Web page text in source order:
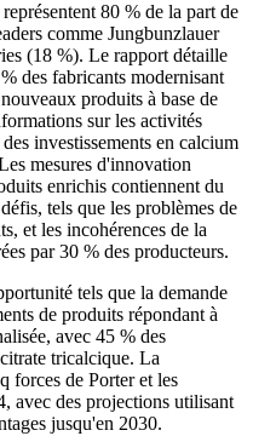
80 % de la part de
comme Jungbunzlauer
(18 %). Le rapport détaille
des fabricants modernisant
produits à base de
sur les activités
investissements en calcium
mesures d'innovation
enrichis contiennent du
tels que les problèmes de
et les incohérences de la
par 30 % des producteurs.
tels que la demande
de produits répondant à
avec 45 % des
tricalcique. La
forces de Porter et les
avec des projections utilisant
jusqu'en 2030.